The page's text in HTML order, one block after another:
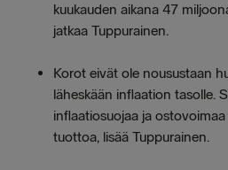
kuukauden aikana 47
jatkaa Tuppurainen.
Korot eivät ole nousustaan
läheskään inflaation tasolle.
inflaatiosuojaa ja
tuottoa, lisää Tuppurainen.